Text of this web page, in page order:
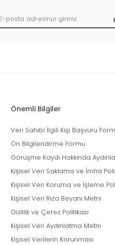
Önemli Bilgiler
Veri Sahibi İlgili Kişi Başvuru
Ön Bilgilendirme Formu
Görüşme Kaydı Hakkında
Kişisel Veri Saklama ve İmha
Kişisel Veri Koruma ve İşleme
Kişisel Veri Rıza Beyanı Metni
Gizlilik ve Çerez Politikası
Kişisel Veri Aydınlatma Metni
Kişisel Verilerin Korunması